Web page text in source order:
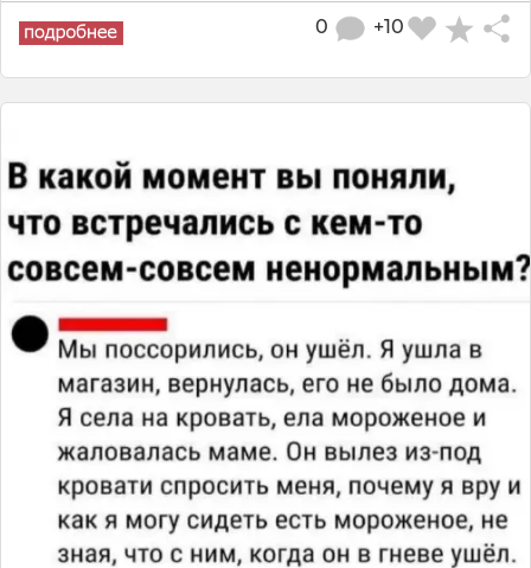
+10
0